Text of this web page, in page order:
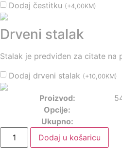
Dodaj čestitku (+4,00KM)
Drveni stalak
Stalak je predviđen za citate na
Dodaj drveni stalak (+10,00KM)
Proizvod:
Opcije:
Ukupno:
Angellum
citat
na
Dodaj u košaricu